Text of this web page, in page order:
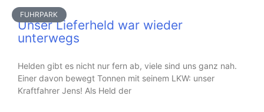
FUHRPARK
Unser Lieferheld war wieder
unterwegs
Helden gibt es nicht nur fern ab, viele sind uns ganz nah.
Einer davon bewegt Tonnen mit seinem LKW: unser
Kraftfahrer Jens! Als Held der